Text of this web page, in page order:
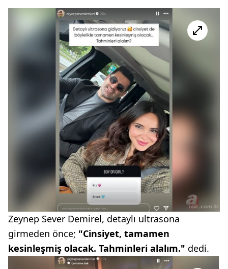
Zeynep Sever Demirel, detaylı ultrasona
girmeden önce; "Cinsiyet, tamamen
kesinleşmiş olacak. Tahminleri alalım." dedi.